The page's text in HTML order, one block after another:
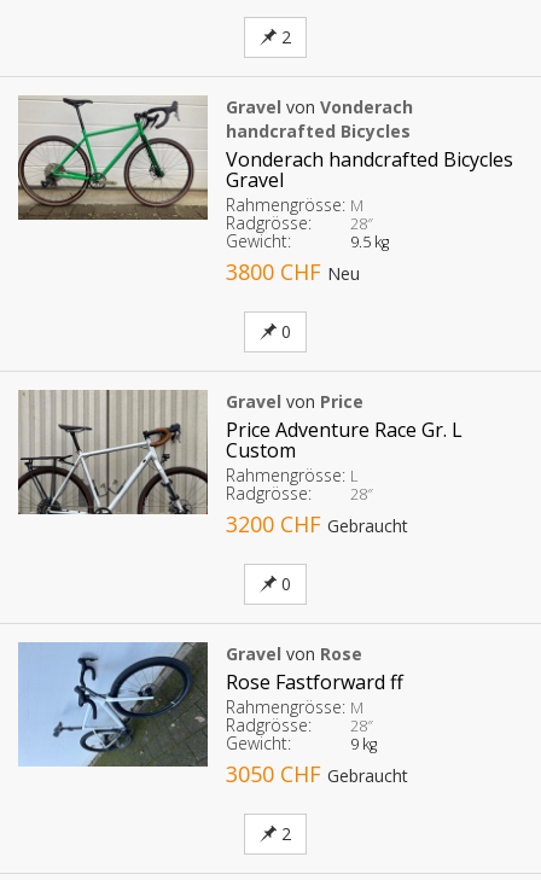
2
Gravel von Vonderach
handcrafted Bicycles
Vonderach handcrafted Bicycles
Gravel
Rahmengrösse: M
Radgrösse: 28″
Gewicht: 9.5 kg
3800 CHF Neu
0
Gravel von Price
Price Adventure Race Gr. L
Custom
Rahmengrösse: L
Radgrösse: 28″
3200 CHF Gebraucht
0
Gravel von Rose
Rose Fastforward ff
Rahmengrösse: M
Radgrösse: 28″
Gewicht: 9 kg
3050 CHF Gebraucht
2